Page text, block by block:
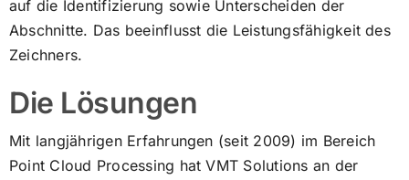
auf die Identifizierung sowie Unterscheiden der
Abschnitte. Das beeinflusst die Leistungsfähigkeit des
Zeichners.
Die Lösungen
Mit langjährigen Erfahrungen (seit 2009) im Bereich
Point Cloud Processing hat VMT Solutions an der